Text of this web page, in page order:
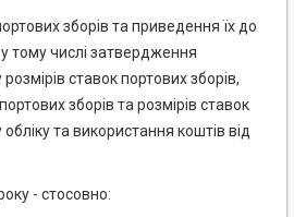
зборів та приведення їх до
тому числі затвердження
ставок портових зборів,
зборів та розмірів ставок
та використання коштів від
- стосовно: